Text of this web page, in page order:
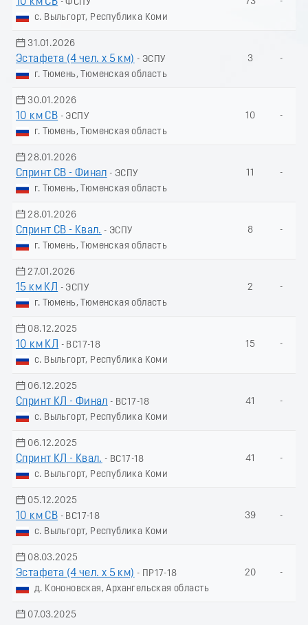
- ФСПУ
с. Выльгорт, Республика Коми
31.01.2026
Эстафета (4 чел. х 5 км) - ЭСПУ
г. Тюмень, Тюменская область
3 -
30.01.2026
10 км СВ - ЭСПУ
г. Тюмень, Тюменская область
10 -
28.01.2026
Спринт СВ - Финал - ЭСПУ
г. Тюмень, Тюменская область
11 -
28.01.2026
Спринт СВ - Квал. - ЭСПУ
г. Тюмень, Тюменская область
8 -
27.01.2026
15 км КЛ
- ЭСПУ
г. Тюмень, Тюменская область
2 -
08.12.2025
10 км КЛ
- ВС17-18
с. Выльгорт, Республика Коми
15 -
06.12.2025
Спринт КЛ - Финал - ВС17-18
с. Выльгорт, Республика Коми
41 -
06.12.2025
Спринт КЛ - Квал. - ВС17-18
с. Выльгорт, Республика Коми
41 -
05.12.2025
10 км СВ - ВС17-18
с. Выльгорт, Республика Коми
39 -
08.03.2025
Эстафета (4 чел. х 5 км) - ПР17-18
д. Кононовская, Архангельская область
20 -
07.03.2025